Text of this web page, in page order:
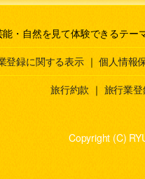
・自然を見て体験できるテー
登録に関する表示 ｜ 個人情報
旅行約款 ｜ 旅行業
Copyright (C)